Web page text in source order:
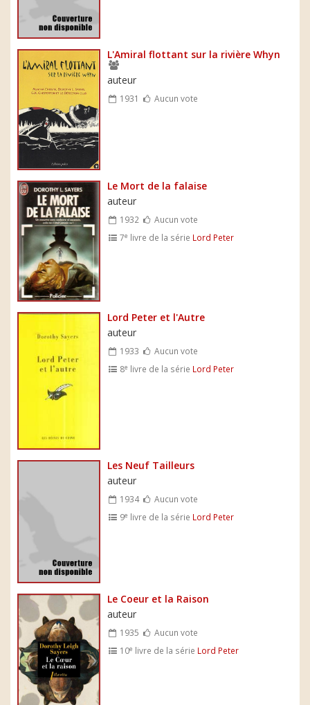
L'Amiral flottant sur la rivière Whyn
auteur
1931 Aucun vote
Le Mort de la falaise
auteur
1932
Aucun vote
7e livre de la série Lord Peter
Lord Peter et l'Autre
auteur
1933
Aucun vote
8e livre de la série Lord Peter
Les Neuf Tailleurs
auteur
1934
Aucun vote
9e livre de la série Lord Peter
Le Coeur et la Raison
auteur
1935
Aucun vote
10e livre de la série Lord Peter